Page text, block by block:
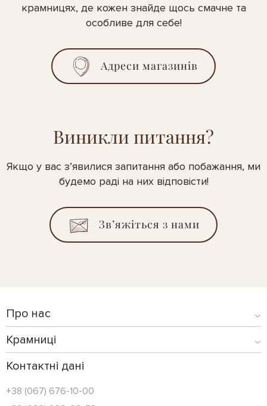
крамницях, де кожен знайде щось смачне та
особливе для себе!
Адреси магазинів
Виникли питання?
Якщо у вас з’явилися запитання або побажання, ми
будемо раді на них відповісти!
Зв’яжіться з нами
Про нас
Крамниці
Контактні дані
+38 (067) 676-10-00